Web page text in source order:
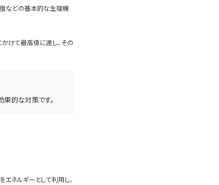
復などの基本的な生理機
けて最高値に達し、その
的な対策です。
ネルギーとして利用し、